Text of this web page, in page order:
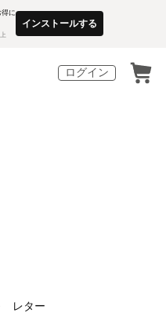
得に
インストールする
ログイン
レター